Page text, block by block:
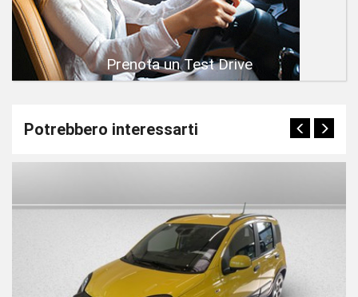
Prenota un Test Drive
Potrebbero interessarti